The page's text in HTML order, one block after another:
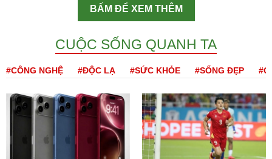
BẤM ĐỂ XEM THÊM
CUỘC SỐNG QUANH TA
#CÔNG NGHỆ #ĐỘC LẠ #SỨC KHỎE #SỐNG ĐẸP